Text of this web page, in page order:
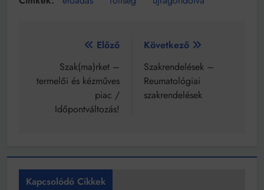
Bejegyzés
navigáció
Előző
Szak(ma)rket –
termelői és kézműves
piac /
Időpontváltozás!
Következő
Szakrendelések –
Reumatológiai
szakrendelések
Kapcsolódó Cikkek